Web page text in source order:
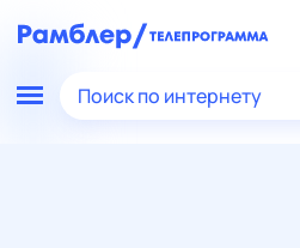
Поиск по интернету